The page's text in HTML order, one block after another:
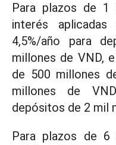
Para plazos de
interés
4,5%/año para
millones de VND,
de 500 millones
millones de
depósitos de 2 mil
Para plazos de 6